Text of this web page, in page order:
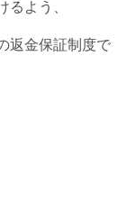
よう、
返金保証制度で